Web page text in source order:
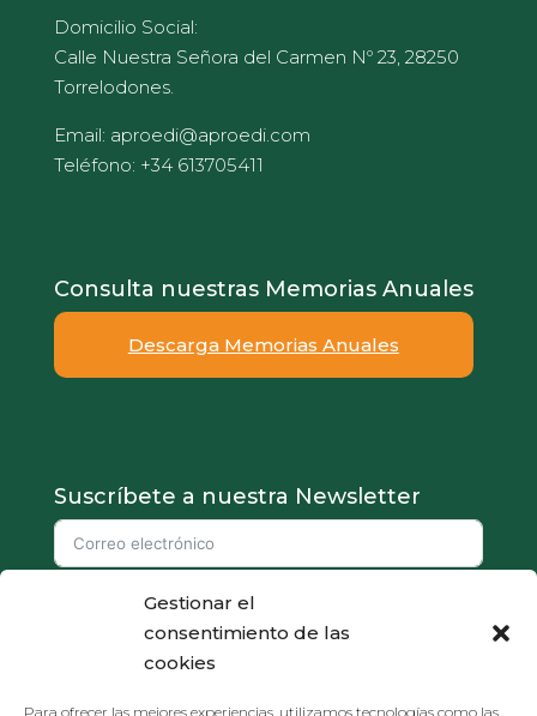
Gestionar el
consentimiento de las
cookies
Para ofrecer las mejores experiencias, utilizamos tecnologías como las
Domicilio Social:
Calle Nuestra Señora del Carmen Nº 23, 28250
Torrelodones.
Email: aproedi@aproedi.com
Teléfono: +34 613705411
Consulta nuestras Memorias Anuales
Descarga Memorias Anuales
Suscríbete a nuestra Newsletter
electrónico para que puedan responder a mi consulta.